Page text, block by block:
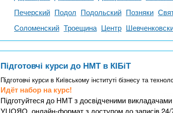
Печерский Подол Подольский Позняки
Соломенский Троещина Центр
Підготовчі курси до НМТ в КІБіТ
Підготовчі курси в Київському інституті бізнесу та
Идёт набор на курс!
Підготуйтеся до НМТ з досвідченими
УЦОЯО, онлайн-формат з доступом до записів 24/